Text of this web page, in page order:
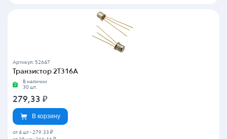
Артикул: 52647
Транзистор 2Т316А
В наличии
30 шт.
279,33 ₽
В корзину
от 4 шт - 279.33 ₽